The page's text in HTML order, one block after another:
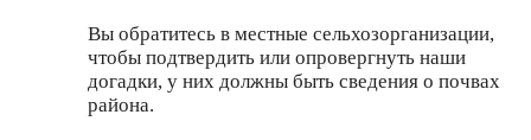
Вы обратитесь в местные сельхозорганизации,
чтобы подтвердить или опровергнуть наши
догадки, у них должны быть сведения о почвах
района.